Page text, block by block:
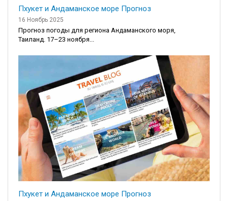
Пхукет и Андаманское море Прогноз
16 Ноябрь 2025
Прогноз погоды для региона Андаманского моря,
Таиланд. 17–23 ноября...
Пхукет и Андаманское море Прогноз